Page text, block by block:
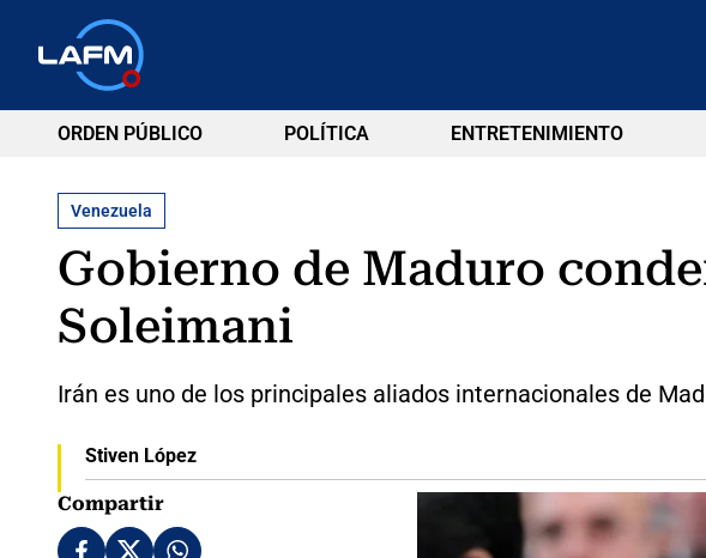
ORDEN PÚBLICO POLÍTICA ENTRETENIMIENTO
Venezuela
Gobierno de Maduro
Soleimani
Irán es uno de los principales aliados internacionales de
Stiven López
Compartir